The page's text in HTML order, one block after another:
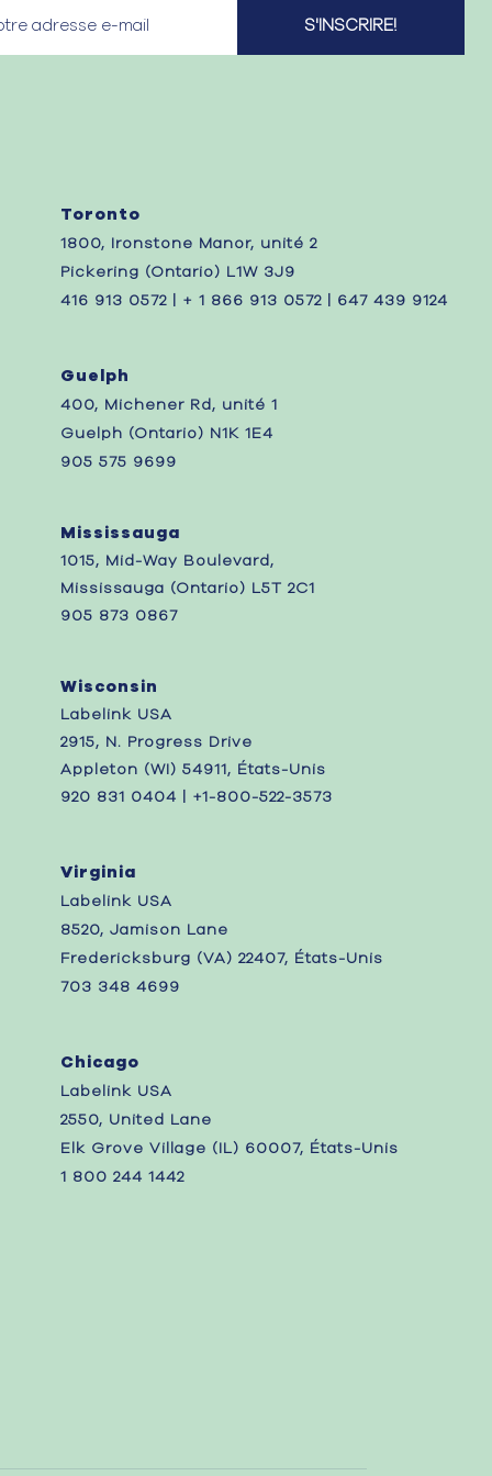
Toronto
1800, Ironstone Manor, unité 2
Pickering (Ontario) L1W 3J9
416 913 0572 | + 1 866 913 0572 | 647 439 9124
Guelph
400, Michener Rd, unité 1
Guelph (Ontario) N1K 1E4
905 575 9699
Mississauga
1015, Mid-Way Boulevard,
Mississauga (Ontario) L5T 2C1
905 873 0867
Wisconsin
Labelink USA
2915, N. Progress Drive
Appleton (WI) 54911, États-Unis
920 831 0404 | +1-800-522-3573
Virginia
Labelink USA
8520, Jamison Lane
Fredericksburg (VA) 22407, États-Unis
703 348 4699
Chicago
Labelink USA
2550, United Lane
Elk Grove Village (IL) 60007, États-Unis
1 800 244 1442